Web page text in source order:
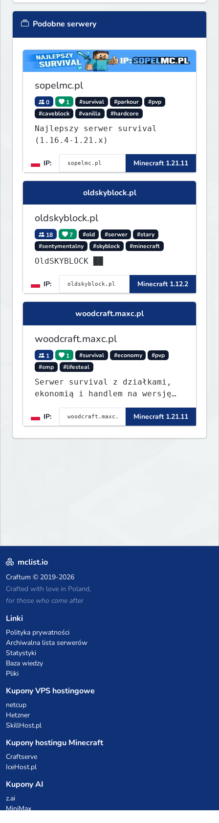
Podobne serwery
sopelmc.pl
0 1 #survival #parkour
#pvp
#caveblock
#vanilla #hardcore
Najlepszy serwer survival
(1.16.4-1.21.x)
IP: Minecraft 1.21.11
oldskyblock.pl
oldskyblock.pl
18 7 #old #serwer
#stary
#sentymentalny
#skyblock #minecraft
OldSKYBLOCK ██
IP: Minecraft 1.12.2
woodcraft.maxc.pl
woodcraft.maxc.pl
1 1 #survival #economy
#pvp
#smp
#lifesteal
Serwer survival z działkami,
ekonomią i handlem na wersję
1.8 - 26.1.1. Rekru ON
IP:
Minecraft 1.21.11
mclist.io
Craftum © 2019-2026
Crafted with love in Poland,
for those who come after
Linki
Polityka prywatności
Archiwalna lista serwerów
Statystyki
Baza wiedzy
Pliki
Kupony VPS hostingowe
netcup
Hetzner
SkillHost.pl
Kupony hostingu Minecraft
Craftserve
IceHost.pl
Kupony AI
z.ai
MiniMax